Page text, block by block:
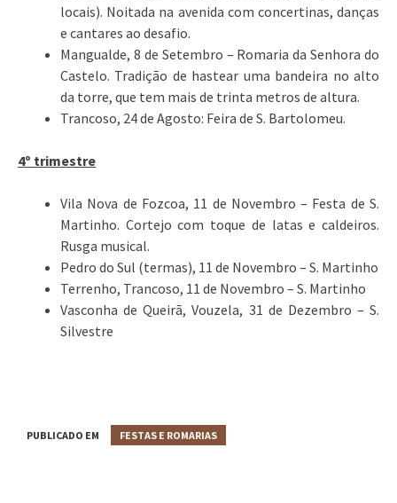
locais). Noitada na avenida com concertinas, danças
e cantares ao desafio.
Mangualde, 8 de Setembro – Romaria da Senhora do
Castelo. Tradição de hastear uma bandeira no alto
da torre, que tem mais de trinta metros de altura.
Trancoso, 24 de Agosto: Feira de S. Bartolomeu.
4º trimestre
Vila Nova de Fozcoa, 11 de Novembro – Festa de S.
Martinho. Cortejo com toque de latas e caldeiros.
Rusga musical.
Pedro do Sul (termas), 11 de Novembro – S. Martinho
Terrenho, Trancoso, 11 de Novembro – S. Martinho
Vasconha de Queirã, Vouzela, 31 de Dezembro – S.
Silvestre
PUBLICADO EM FESTAS E ROMARIAS